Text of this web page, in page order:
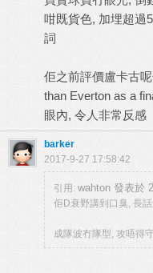
咁既貨色, 加埋超過
詞
佢之前評價盧卡古
than Everton as a
眼內, 令人非常反感
barker
2017-9-27 17:58:42
引用: wahton 發表於
佢D衰野講到口臭, 長
成隊波冇隊型, 攻唔得